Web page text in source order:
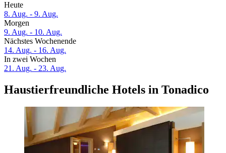
Heute
8. Aug. - 9. Aug.
Morgen
9. Aug. - 10. Aug.
Nächstes Wochenende
14. Aug. - 16. Aug.
In zwei Wochen
21. Aug. - 23. Aug.
Haustierfreundliche Hotels in Tonadico